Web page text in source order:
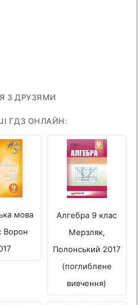
З ДРУЗЯМИ
ГДЗ ОНЛАЙН:
мова
Ворон
Алгебра 9 клас
Мерзляк,
Полонський 2017
(поглиблене
вивчення)